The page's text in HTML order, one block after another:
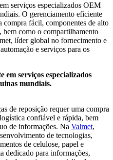
serviços especializados OEM
O gerenciamento eficiente
compra fácil, componentes de alto
como o compartilhamento
líder global no fornecimento e
e serviços para os
serviços especializados
mundiais.
de reposição requer uma compra
confiável e rápida, bem
de informações. Na Valmet,
de tecnologias,
de celulose, papel e
dedicado para informações,